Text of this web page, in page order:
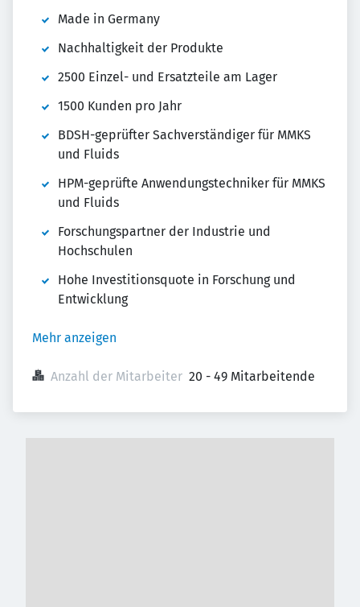
Made in Germany
Nachhaltigkeit der Produkte
2500 Einzel- und Ersatzteile am Lager
1500 Kunden pro Jahr
BDSH-geprüfter Sachverständiger für MMKS
und Fluids
HPM-geprüfte Anwendungstechniker für MMKS
und Fluids
Forschungspartner der Industrie und
Hochschulen
Hohe Investitionsquote in Forschung und
Entwicklung
Mehr anzeigen
Anzahl der Mitarbeiter 20 - 49 Mitarbeitende